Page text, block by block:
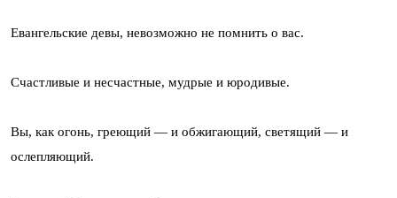
Евангельские девы, невозможно не помнить о вас.
Счастливые и несчастные, мудрые и юродивые.
Вы, как огонь, греющий — и обжигающий, светящий — и
ослепляющий.